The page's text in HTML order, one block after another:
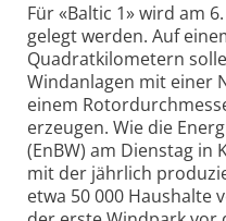
Für «Baltic 1» wird am
gelegt werden. Auf
Quadratkilometern
Windanlagen mit einer
einem
erzeugen. Wie die
(EnBW) am Dienstag
mit der jährlich
etwa 50 000 Haushalte